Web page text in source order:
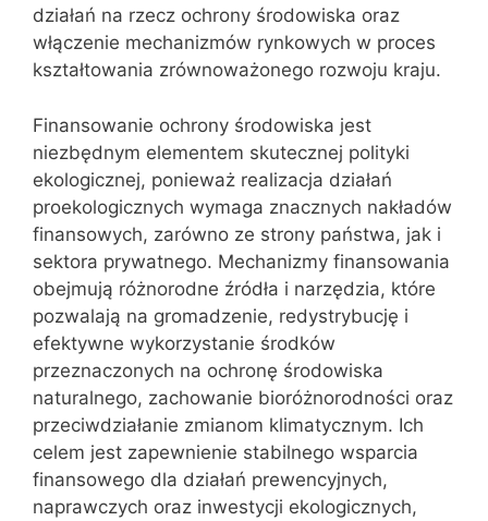
działań na rzecz ochrony środowiska oraz
włączenie mechanizmów rynkowych w proces
kształtowania zrównoważonego rozwoju kraju.
Finansowanie ochrony środowiska jest
niezbędnym elementem skutecznej polityki
ekologicznej, ponieważ realizacja działań
proekologicznych wymaga znacznych nakładów
finansowych, zarówno ze strony państwa, jak i
sektora prywatnego. Mechanizmy finansowania
obejmują różnorodne źródła i narzędzia, które
pozwalają na gromadzenie, redystrybucję i
efektywne wykorzystanie środków
przeznaczonych na ochronę środowiska
naturalnego, zachowanie bioróżnorodności oraz
przeciwdziałanie zmianom klimatycznym. Ich
celem jest zapewnienie stabilnego wsparcia
finansowego dla działań prewencyjnych,
naprawczych oraz inwestycji ekologicznych,